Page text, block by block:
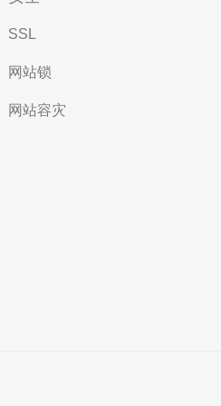
SSL
网站锁
网站容灾